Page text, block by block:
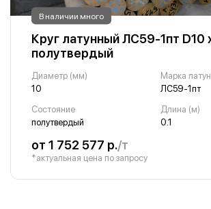
В наличии много
Круг латунный ЛС59-1пт D10
полутвердый
Диаметр (мм)
10
Марка
ЛС59-1пт
Состояние
полутвердый
Длина (м)
0.1
от 1 752 577 р./т
*актуальная цена по запросу